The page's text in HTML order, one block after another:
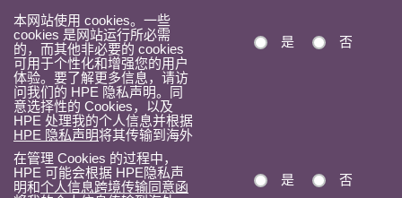
本网站使用 cookies。一些
cookies 是网站运行所必需
的，而其他非必要的 cookies
可用于个性化和增强您的用户
体验。要了解更多信息，请访
问我们的 HPE 隐私声明。同
意选择性的 Cookies，以及
HPE 处理我的个人信息并根据
HPE 隐私声明将其传输到海外
是 否
在管理 Cookies 的过程中，
HPE 可能会根据 HPE隐私声
明和个人信息跨境传输同意函
是 否